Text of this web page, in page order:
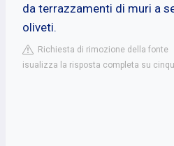
da terrazzamenti di muri a
oliveti.
Richiesta di rimozione della fonte
isualizza la risposta completa su